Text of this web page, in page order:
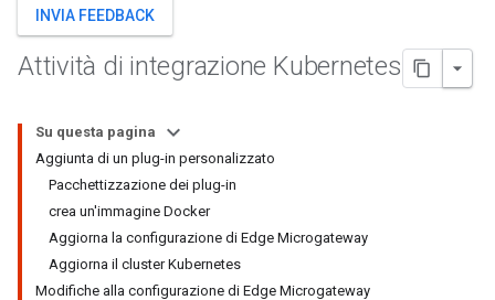
INVIA FEEDBACK
Attività di integrazione Kubernetes
Su questa pagina
Aggiunta di un plug-in personalizzato
Pacchettizzazione dei plug-in
crea un'immagine Docker
Aggiorna la configurazione di Edge Microgateway
Aggiorna il cluster Kubernetes
Modifiche alla configurazione di Edge Microgateway